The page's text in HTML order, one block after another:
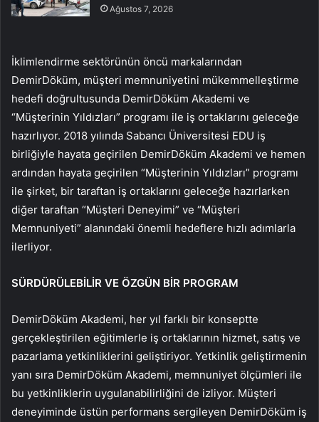
Ağustos 7, 2026
İklimlendirme sektörünün öncü markalarından
DemirDöküm, müşteri memnuniyetini mükemmelleştirme
hedefi doğrultusunda DemirDöküm Akademi ve
“Müşterinin Yıldızları” programı ile iş ortaklarını geleceğe
hazırlıyor. 2018 yılında Sabancı Üniversitesi EDU iş
birliğiyle hayata geçirilen DemirDöküm Akademi ve hemen
ardından hayata geçirilen “Müşterinin Yıldızları” programı
ile şirket, bir taraftan iş ortaklarını geleceğe hazırlarken
diğer taraftan “Müşteri Deneyimi” ve “Müşteri
Memnuniyeti” alanındaki önemli hedeflere hızlı adımlarla
ilerliyor.
SÜRDÜRÜLEBİLİR VE ÖZGÜN BİR PROGRAM
DemirDöküm Akademi, her yıl farklı bir konseptte
gerçekleştirilen eğitimlerle iş ortaklarının hizmet, satış ve
pazarlama yetkinliklerini geliştiriyor. Yetkinlik geliştirmenin
yanı sıra DemirDöküm Akademi, memnuniyet ölçümleri ile
bu yetkinliklerin uygulanabilirliğini de izliyor. Müşteri
deneyiminde üstün performans sergileyen DemirDöküm iş